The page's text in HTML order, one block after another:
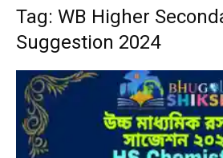
Tag: WB Higher
Suggestion 2024